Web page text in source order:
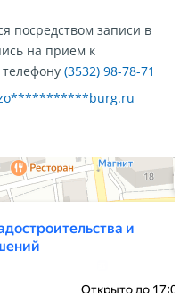
посредством записи в
на прием к
(3532) 98-78-71
отношений